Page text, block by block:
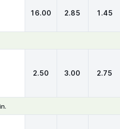
16.00 2.85 1.45
2.50 3.00 2.75